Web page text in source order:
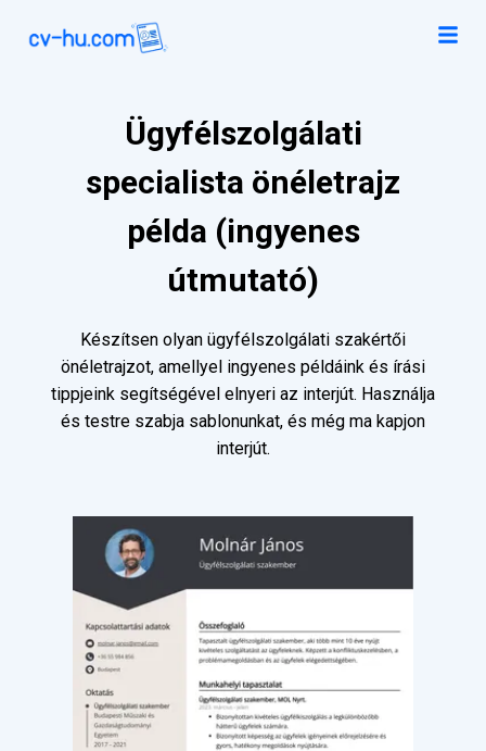
Ügyfélszolgálati
specialista önéletrajz
példa (ingyenes
útmutató)
Készítsen olyan ügyfélszolgálati szakértői
önéletrajzot, amellyel ingyenes példáink és írási
tippjeink segítségével elnyeri az interjút. Használja
és testre szabja sablonunkat, és még ma kapjon
interjút.